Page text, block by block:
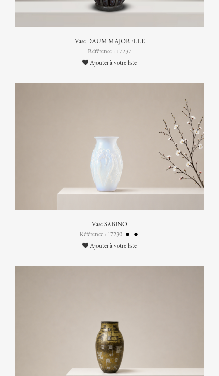
Vase DAUM MAJORELLE
Référence : 17237
Ajouter à votre liste
Vase SABINO
Référence : 17230
Ajouter à votre liste